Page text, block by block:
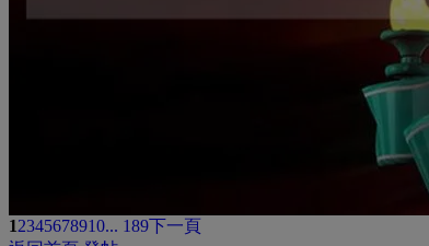
12345678910... 189下一頁